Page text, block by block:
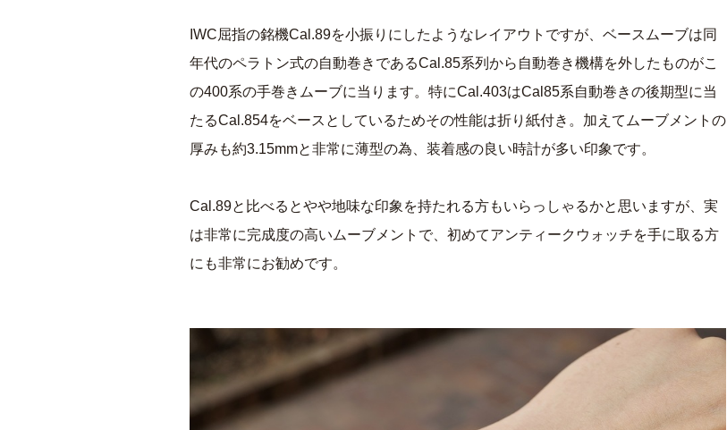
IWC屈指の銘機Cal.89を小振りにしたようなレイアウトですが、ベースムーブは同
年代のペラトン式の自動巻きであるCal.85系列から自動巻き機構を外したものがこ
の400系の手巻きムーブに当ります。特にCal.403はCal85系自動巻きの後期型に当
たるCal.854をベースとしているためその性能は折り紙付き。加えてムーブメントの
厚みも約3.15mmと非常に薄型の為、装着感の良い時計が多い印象です。
Cal.89と比べるとやや地味な印象を持たれる方もいらっしゃるかと思いますが、実
は非常に完成度の高いムーブメントで、初めてアンティークウォッチを手に取る方
にも非常にお勧めです。